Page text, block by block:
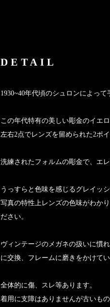
DETAIL
1930~40年代頃のシュロンによって
この年代特有の美しい彫金のイエ
左右2点でレンズを留められた2ポイ
洗練されたフォルムの彫金で、エ
うっすらと色味を感じるグレイッ
写真の特性上レンズの色味がわか
ださい。
ヴィンテージのメガネの扱いに慣
に交換、フレームに磨きをかけてい
全体的に傷、スレ等あります。
着用に支障はありませんが古いも